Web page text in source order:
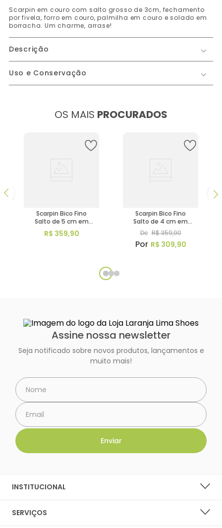
Scarpin em couro com salto grosso de 3cm, fechamento
por fivela, forro em couro, palmilha em couro e solado em
borracha. Um charme, arrase!
Descrição
Uso e Conservação
OS MAIS PROCURADOS
Scarpin Bico Fino
Salto de 5 cm em
Couro Metalizado -
Codigo - 9624
R$ 359,90
Scarpin Bico Fino
Salto de 4 cm em
Couro Metalizado -
Codigo - 9606
De R$359,90
R$ 309,90
Assine nossa newsletter
Seja notificado sobre novos produtos, lançamentos e
muito mais!
INSTITUCIONAL
SERVIÇOS